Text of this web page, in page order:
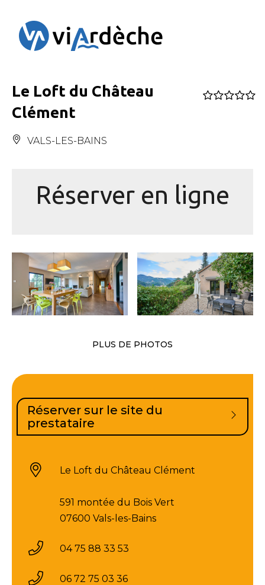
Le Loft du Château
Clément
VALS-LES-BAINS
Réserver en ligne
PLUS DE PHOTOS
Réserver sur le site du
prestataire
Le Loft du Château Clément
591 montée du Bois Vert
07600 Vals-les-Bains
04 75 88 33 53
06 72 75 03 36